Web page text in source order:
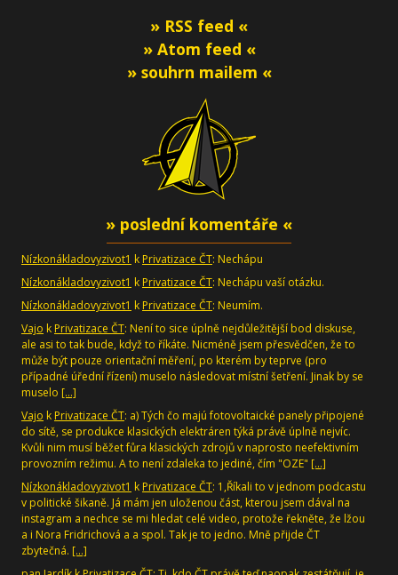
» RSS feed «
» Atom feed «
» souhrn mailem «
» poslední komentáře «
Nízkonákladovyzivot1 k Privatizace ČT: Nechápu
Nízkonákladovyzivot1 k Privatizace ČT: Nechápu vaší otázku.
Nízkonákladovyzivot1 k Privatizace ČT: Neumím.
Vajo k Privatizace ČT: Není to sice úplně nejdůležitější bod diskuse,
ale asi to tak bude, když to říkáte. Nicméně jsem přesvědčen, že to
může být pouze orientační měření, po kterém by teprve (pro
případné úřední řízení) muselo následovat místní šetření. Jinak by se
muselo […]
Vajo k Privatizace ČT: a) Tých čo majú fotovoltaické panely připojené
do sítě, se produkce klasických elektráren týká právě úplně nejvíc.
Kvůli nim musí běžet fůra klasických zdrojů v naprosto neefektivním
provozním režimu. A to není zdaleka to jediné, čím "OZE" […]
Nízkonákladovyzivot1 k Privatizace ČT: 1,Říkali to v jednom podcastu
v politické šikaně. Já mám jen uloženou část, kterou jsem dával na
instagram a nechce se mi hledat celé video, protože řekněte, že lžou
a i Nora Fridrichová a a spol. Tak je to jedno. Mně přijde ČT
zbytečná. […]